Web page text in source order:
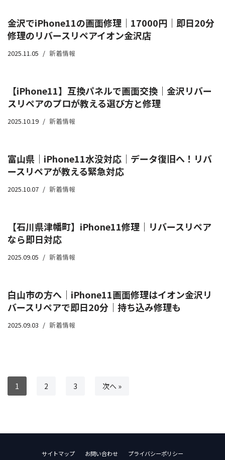
金沢でiPhone11の画面修理｜17000円｜即日20分
修理のリバースリペアイオン金沢店
2025.11.05 新着情報
【iPhone11】互換パネルで画面交換｜金沢リバー
スリペアのプロが教える選び方と修理
2025.10.19 新着情報
富山県｜iPhone11水没対応｜データ復旧へ！リバ
ースリペアが教える緊急対応
2025.10.07 新着情報
【石川県津幡町】iPhone11修理｜リバースリペア
なら即日対応
2025.09.05 新着情報
白山市の方へ｜iPhone11画面修理はイオン金沢リ
バースリペアで即日20分｜持ち込み修理も
2025.09.03 新着情報
1 2 3 次へ »
サイトマップ お問い合わせ プライバシーポリシー